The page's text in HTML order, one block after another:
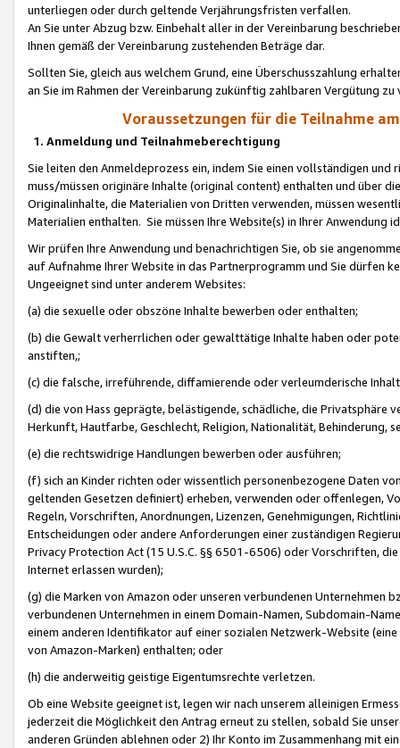
unterliegen oder durch geltende Verjährungsfristen verfallen.
An Sie unter Abzug bzw. Einbehalt aller in der Vereinbarung
Ihnen gemäß der Vereinbarung zustehenden Beträge dar.
Sollten Sie, gleich aus welchem Grund, eine Überschusszahlung
an Sie im Rahmen der Vereinbarung zukünftig zahlbaren Vergütung zu
Voraussetzungen für die Teilnahme
1. Anmeldung und Teilnahmeberechtigung
Sie leiten den Anmeldeprozess ein, indem Sie einen vollständigen
muss/müssen originäre Inhalte (original content) enthalten und über
Originalinhalte, die Materialien von Dritten verwenden, müssen
Materialien enthalten. Sie müssen Ihre Website(s) in Ihrer Anwendung
Wir prüfen Ihre Anwendung und benachrichtigen Sie, ob sie
auf Aufnahme Ihrer Website in das Partnerprogramm und Sie dürfen
Ungeeignet sind unter anderem Websites:
(a) die sexuelle oder obszöne Inhalte bewerben oder enthalten;
(b) die Gewalt verherrlichen oder gewalttätige Inhalte haben oder
anstiften,;
(c) die falsche, irreführende, diffamierende oder verleumderische
(d) die von Hass geprägte, belästigende, schädliche, die Privatsphäre
Herkunft, Hautfarbe, Geschlecht, Religion, Nationalität, Behinderung,
(e) die rechtswidrige Handlungen bewerben oder ausführen;
(f) sich an Kinder richten oder wissentlich personenbezogene Daten
geltenden Gesetzen definiert) erheben, verwenden oder offenlegen,
Regeln, Vorschriften, Anordnungen, Lizenzen, Genehmigungen,
Entscheidungen oder andere Anforderungen einer zuständigen
Privacy Protection Act (15 U.S.C. §§ 6501-6506) oder Vorschriften,
Internet erlassen wurden);
(g) die Marken von Amazon oder unseren verbundenen Unternehmen
verbundenen Unternehmen in einem Domain-Namen, Subdomain-
einem anderen Identifikator auf einer sozialen Netzwerk-Website
von Amazon-Marken) enthalten; oder
(h) die anderweitig geistige Eigentumsrechte verletzen.
Ob eine Website geeignet ist, legen wir nach unserem alleinigen
jederzeit die Möglichkeit den Antrag erneut zu stellen, sobald Sie
anderen Gründen ablehnen oder 2) Ihr Konto im Zusammenhang mit